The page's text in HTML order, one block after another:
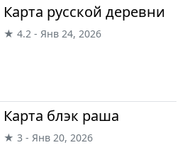
Карта русской деревни
★ 4.2 - Янв 24, 2026
Карта блэк раша
★ 3 - Янв 20, 2026